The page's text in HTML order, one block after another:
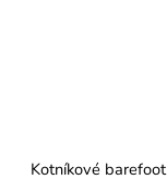
Kotníkové